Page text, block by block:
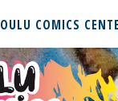
OULU COMICS